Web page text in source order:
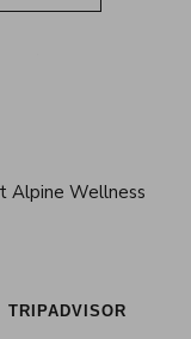
Alpine Wellness
TRIPADVISOR